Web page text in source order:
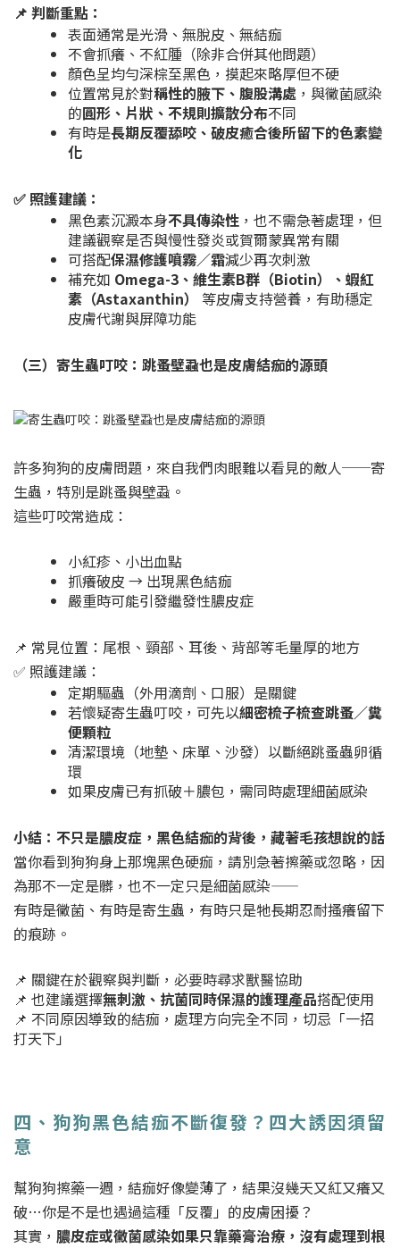
📌 判斷重點：
表面通常是光滑、無脫皮、無結痂
不會抓癢、不紅腫（除非合併其他問題）
顏色呈均勻深棕至黑色，摸起來略厚但不硬
位置常見於對稱性的腋下、腹股溝處 ，與黴菌感染
的圓形、片狀、不規則擴散分布不同
有時是長期反覆舔咬、破皮癒合後所留下的色素變
化
✅ 照護建議：
黑色素沉澱本身不具傳染性 ，也不需急著處理，但
建議觀察是否與慢性發炎或賀爾蒙異常有關
可搭配保濕修護噴霧／霜減少再次刺激
補充如 Omega-3、維生素B群（Biotin）、蝦紅
素（Astaxanthin）
等皮膚支持營養，有助穩定
皮膚代謝與屏障功能
（三）寄生蟲叮咬：跳蚤壁蝨也是皮膚結痂的源頭
許多狗狗的皮膚問題，來自我們肉眼難以看見的敵人──寄
生蟲，特別是跳蚤與壁蝨。
這些叮咬常造成：
小紅疹、小出血點
抓癢破皮 → 出現黑色結痂
嚴重時可能引發繼發性膿皮症
📌 常見位置：尾根、頸部、耳後、背部等毛量厚的地方
✅ 照護建議：
定期驅蟲（外用滴劑、口服）是關鍵
若懷疑寄生蟲叮咬，可先以細密梳子梳查跳蚤／糞
便顆粒
清潔環境（地墊、床單、沙發）以斷絕跳蚤蟲卵循
環
如果皮膚已有抓破＋膿包，需同時處理細菌感染
小結：不只是膿皮症，黑色結痂的背後，藏著毛孩想說的話
當你看到狗狗身上那塊黑色硬痂，請別急著擦藥或忽略，因
為那不一定是髒，也不一定只是細菌感染——
有時是黴菌、有時是寄生蟲，有時只是牠長期忍耐搔癢留下
的痕跡。
📌 關鍵在於觀察與判斷，必要時尋求獸醫協助
📌 也建議選擇無刺激、抗菌同時保濕的護理產品搭配使用
📌 不同原因導致的結痂，處理方向完全不同，切忌「一招
打天下」
四、狗狗黑色結痂不斷復發？四大誘因須留
意
幫狗狗擦藥一週，結痂好像變薄了，結果沒幾天又紅又癢又
破…你是不是也遇過這種「反覆」的皮膚困擾？
其實， 膿皮症或黴菌感染如果只靠藥膏治療，沒有處理到根